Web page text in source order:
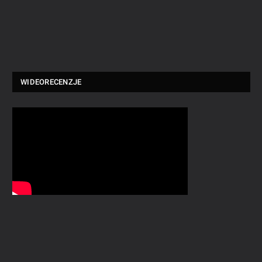
WIDEORECENZJE